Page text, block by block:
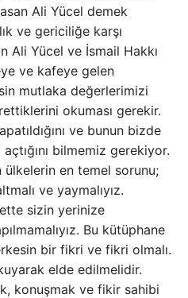
Ali Yücel demek
ve gericiliğe karşı
Ali Yücel ve İsmail Hakkı
ve kafeye gelen
mutlaka değerlerimizi
okuması gerekir.
ve bunun bizde
bilmemiz gerekiyor.
en temel sorunu;
ve yaymalıyız.
sizin yerinize
Bu kütüphane
bir fikri ve fikri olmalı.
elde edilmelidir.
konuşmak ve fikir sahibi